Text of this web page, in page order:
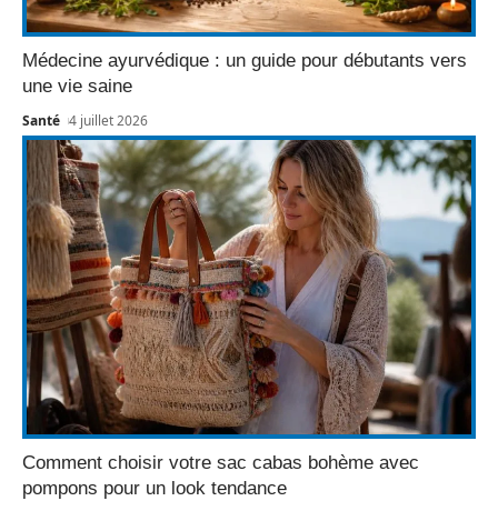
Médecine ayurvédique : un guide pour débutants vers
une vie saine
Santé 4 juillet 2026
Comment choisir votre sac cabas bohème avec
pompons pour un look tendance